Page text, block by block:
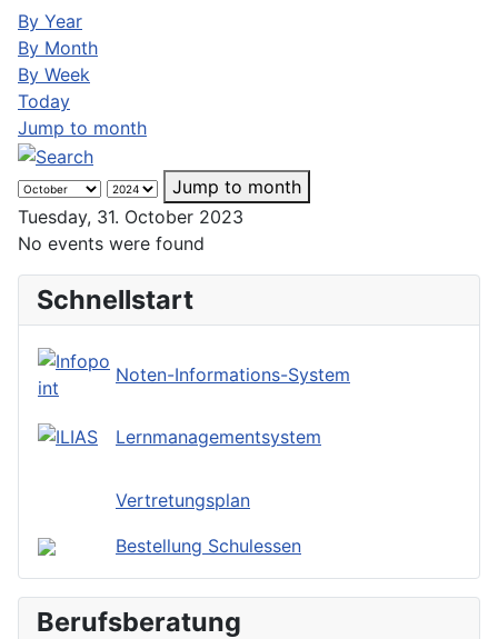
By Year
By Month
By Week
Today
Jump to month
Jump to month
Tuesday, 31. October 2023
No events were found
Schnellstart
Noten-Informations-System
Lernmanagementsystem
Vertretungsplan
Bestellung Schulessen
Berufsberatung